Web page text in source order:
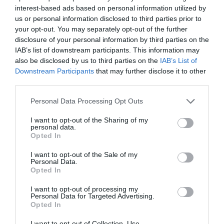
interest-based ads based on personal information utilized by
us or personal information disclosed to third parties prior to
your opt-out. You may separately opt-out of the further
disclosure of your personal information by third parties on the
IAB’s list of downstream participants. This information may
also be disclosed by us to third parties on the IAB’s List of
Downstream Participants that may further disclose it to other
Personal Data Processing Opt Outs
I want to opt-out of the Sharing of my
personal data.
Opted In
I want to opt-out of the Sale of my
Personal Data.
Opted In
I want to opt-out of processing my
Personal Data for Targeted Advertising.
Opted In
Durant la cerimònia, diverses intervencions van posar
en relleu el paper imprescindible del periodisme local
en un moment marcat per la immediatesa i la saturació
informativa. Els organitzadors van insistir que la
crònica reposada, la investigació i la recuperació
d’històries petites però significatives són eines que
donen valor a una comunitat i ajuden a preservar la
seva memòria. La presència d’autoritats com el primer
va subratllar el prestigi d’uns premis que, any rere any,
reconeixen una manera d’explicar el món des de la
El Premi Bonmatí, dotat amb 1.500 euros i amb un
Manuel Bonmatí Romaguera, periodista que va deixar
una petjada decisiva en la comunicació gironina. Honrar
la seva memòria a través de treballs com el de Jordi